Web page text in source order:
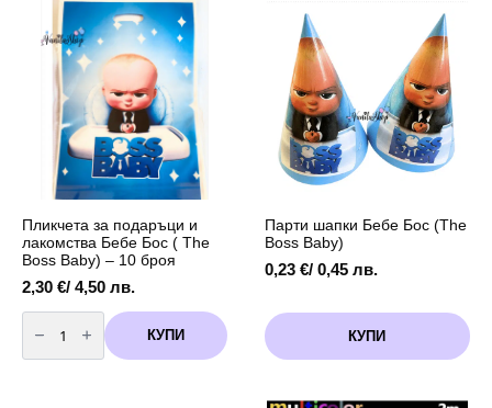
Пликчета за подаръци и
лакомства Бебе Бос ( The
Boss Baby) – 10 броя
2,30 €/ 4,50 лв.
количество
за
Пликчета
за
КУПИ
Парти шапки Бебе Бос (The
Boss Baby)
0,23 €/ 0,45 лв.
КУПИ